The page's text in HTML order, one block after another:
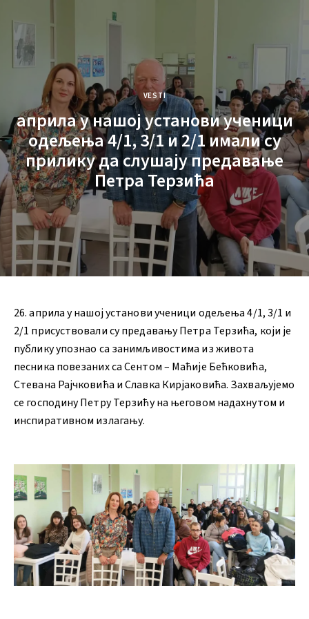
VESTI
априла у нашој установи ученици
одељења 4/1, 3/1 и 2/1 имали су
прилику да слушају предавање
Петра Терзића
26. априла у нашој установи ученици одељења 4/1, 3/1 и
2/1 присуствовали су предавању Петра Терзића, који је
публику упознао са занимљивостима из живота
песника повезаних са Сентом – Маћије Бећковића,
Стевана Рајчковића и Славка Кирјаковића. Захваљујемо
се господину Петру Терзићу на његовом надахнутом и
инспиративном излагању.